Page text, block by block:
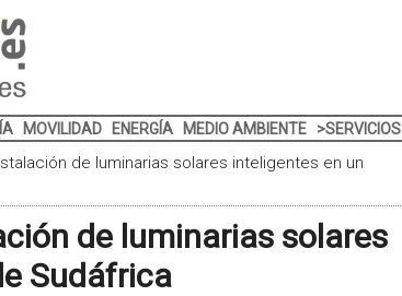
MOVILIDAD ENERGÍA MEDIO AMBIENTE >SERVICIOS
de luminarias solares inteligentes en un
de luminarias solares
Sudáfrica